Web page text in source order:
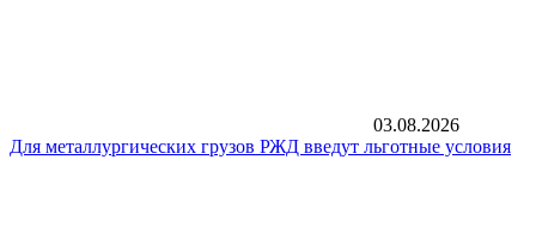
03.08.2026
Для металлургических грузов РЖД введут льготные условия